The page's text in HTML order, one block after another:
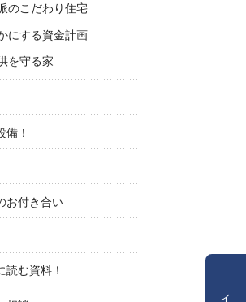
のこだわり住宅
にする資金計画
を守る家
備！
お付き合い
読む資料！